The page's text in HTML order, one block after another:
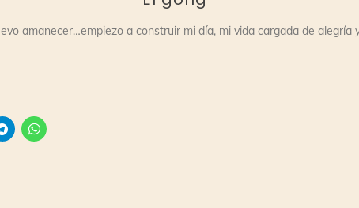
amanecer…empiezo a construir mi día, mi vida cargada de alegría